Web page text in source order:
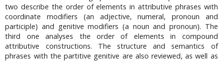
two describe the order of elements in attributive phrases with
coordinate modifiers (an adjective, numeral, pronoun and
participle) and genitive modifiers (a noun and pronoun). The
third one analyses the order of elements in compound
attributive constructions. The structure and semantics of
phrases with the partitive genitive are also reviewed, as well as